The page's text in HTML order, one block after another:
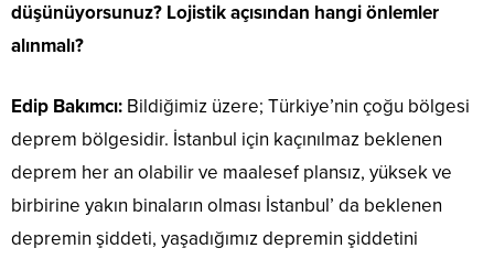
düşünüyorsunuz? Lojistik açısından hangi önlemler
alınmalı?
Edip Bakımcı: Bildiğimiz üzere; Türkiye’nin çoğu bölgesi
deprem bölgesidir. İstanbul için kaçınılmaz beklenen
deprem her an olabilir ve maalesef plansız, yüksek ve
birbirine yakın binaların olması İstanbul’ da beklenen
depremin şiddeti, yaşadığımız depremin şiddetini